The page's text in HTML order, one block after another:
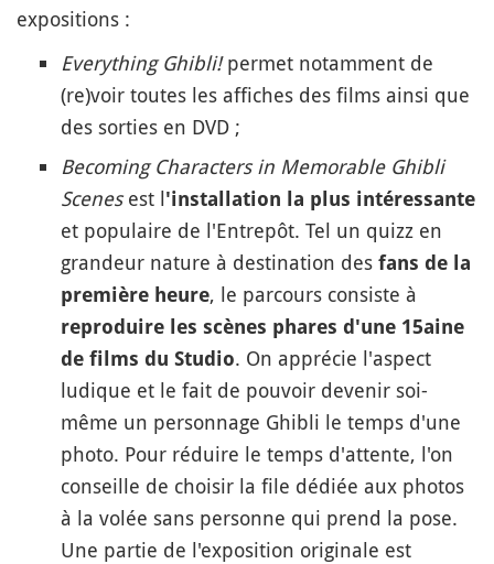
expositions :
Everything Ghibli!permet notamment de
(re)voir toutes les affiches des films ainsi que
des sorties en DVD ;
Becoming Characters in Memorable Ghibli
Scenesest l'installation la plus intéressante
et populaire de l'Entrepôt. Tel un quizz en
grandeur nature à destination des fans de la
première heure, le parcours consiste à
reproduire les scènes phares d'une 15aine
de films du Studio. On apprécie l'aspect
ludique et le fait de pouvoir devenir soi-
même un personnage Ghibli le temps d'une
photo. Pour réduire le temps d'attente, l'on
conseille de choisir la file dédiée aux photos
à la volée sans personne qui prend la pose.
Une partie de l'exposition originale est